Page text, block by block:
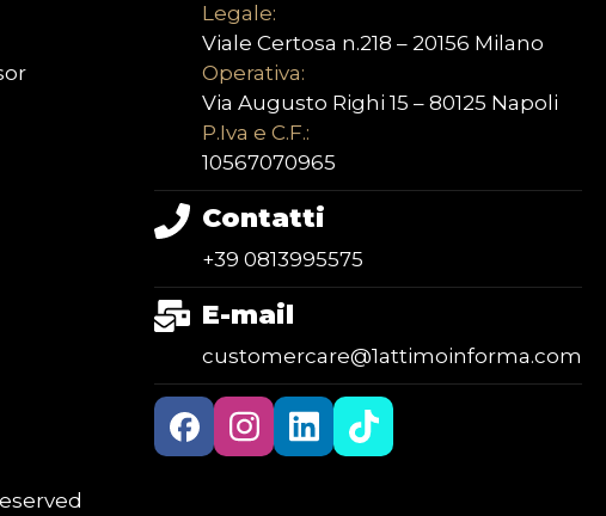
Legale:
Viale Certosa n.218 – 20156 Milano
Operativa:
Via Augusto Righi 15 – 80125 Napoli
P.Iva e C.F.:
10567070965
Contatti
+39 0813995575
E-mail
customercare@1attimoinforma.com